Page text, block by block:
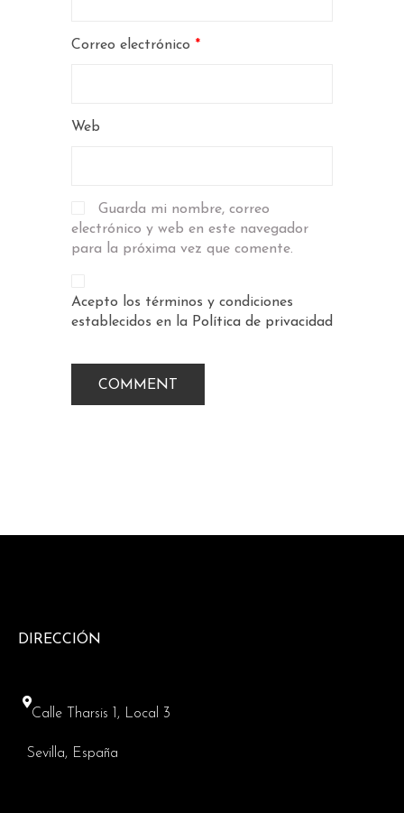
Correo electrónico *
Web
Guarda mi nombre, correo
electrónico y web en este navegador
para la próxima vez que comente.
Acepto los términos y condiciones
establecidos en la Política de privacidad
DIRECCIÓN
Calle Tharsis 1, Local 3
Sevilla, España